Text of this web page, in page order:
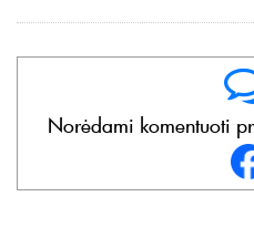
Norėdami komentuoti